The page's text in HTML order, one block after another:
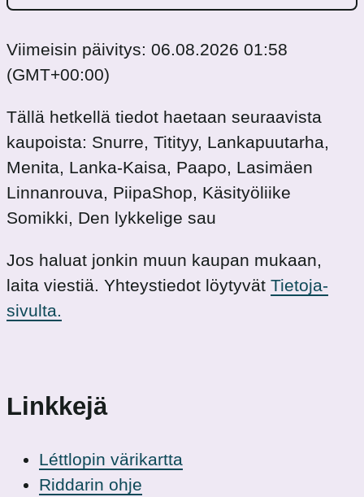
Viimeisin päivitys: 06.08.2026 01:58
(GMT+00:00)
Tällä hetkellä tiedot haetaan seuraavista
kaupoista: Snurre, Titityy, Lankapuutarha,
Menita, Lanka-Kaisa, Paapo, Lasimäen
Linnanrouva, PiipaShop, Käsityöliike
Somikki, Den lykkelige sau
Jos haluat jonkin muun kaupan mukaan,
laita viestiä. Yhteystiedot löytyvät Tietoja-
sivulta.
Linkkejä
Léttlopin värikartta
Riddarin ohje